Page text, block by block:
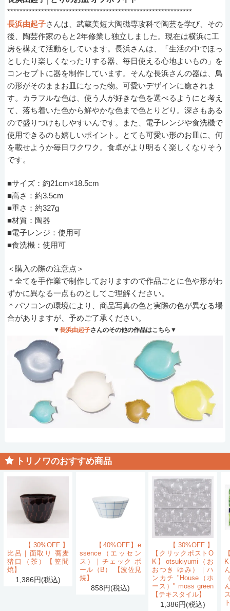
************************************************************
長浜由起子さんは、武蔵美短大陶磁専攻科で陶芸を学び、その
後、陶芸作家のもと2年修業し独立しました。現在は横浜に工
房を構えて活動をしています。長浜さんは、「生活の中でほっ
としたり楽しくなったりする器、毎日使える心地よいもの」を
コンセプトに器を制作しています。そんな長浜さんの器は、鳥
の形がそのままお皿になった物。可愛いデザインに癒されま
す。カラフルな色は、使う人が好きな色を選べるようにと考え
て、落ち着いた色から鮮やかな色まで色とりどり。深さもある
ので盛りつけもしやすいんです。また、電子レンジや食洗機で
使用できるのも嬉しいポイント。とても可愛い形のお皿に、何
を載せようか毎日ワクワク。食卓がより明るく楽しくなりそう
です。
■サイズ：約21cm×18.5cm
■高さ：約3.5cm
■重さ：約327g
■材質：陶器
■電子レンジ：使用可
■食洗機：使用可
＜購入の際の注意点＞
＊全てを手作業で制作しておりますので作品ごとに色や形がわ
ずかに異なる一点ものとしてご理解ください。
＊パソコンの環境により、商品写真の色と実際の色が異なる場
合がありますが、予めご了承ください。
▼長浜由起子さんのその他の作品はこちら▼
トリノワのおすすめ商品
【30%OFF】
比呂｜面取り 蕎麦
猪口（茶）【笠間
焼】
1,386円(税込)
【40%OFF】e
ssence（エッセン
ス）｜チェック ボ
ール（B） 【波佐見
焼】
858円(税込)
【30%OFF】
【クリックポストO
K】otsukiyumi（お
おつき ゆみ）｜ハ
ンカチ "House（ホ
ース）" moss green
【テキスタイル】
1,386円(税込)